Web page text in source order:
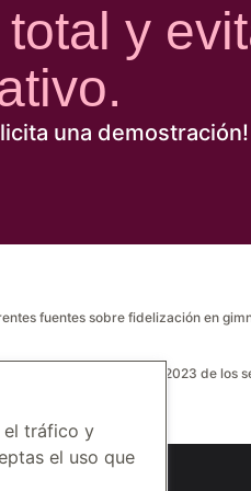
y
una demostración!
fuentes sobre fidelización en
al periodo 2021-2023 de los
el tráfico y
el uso que